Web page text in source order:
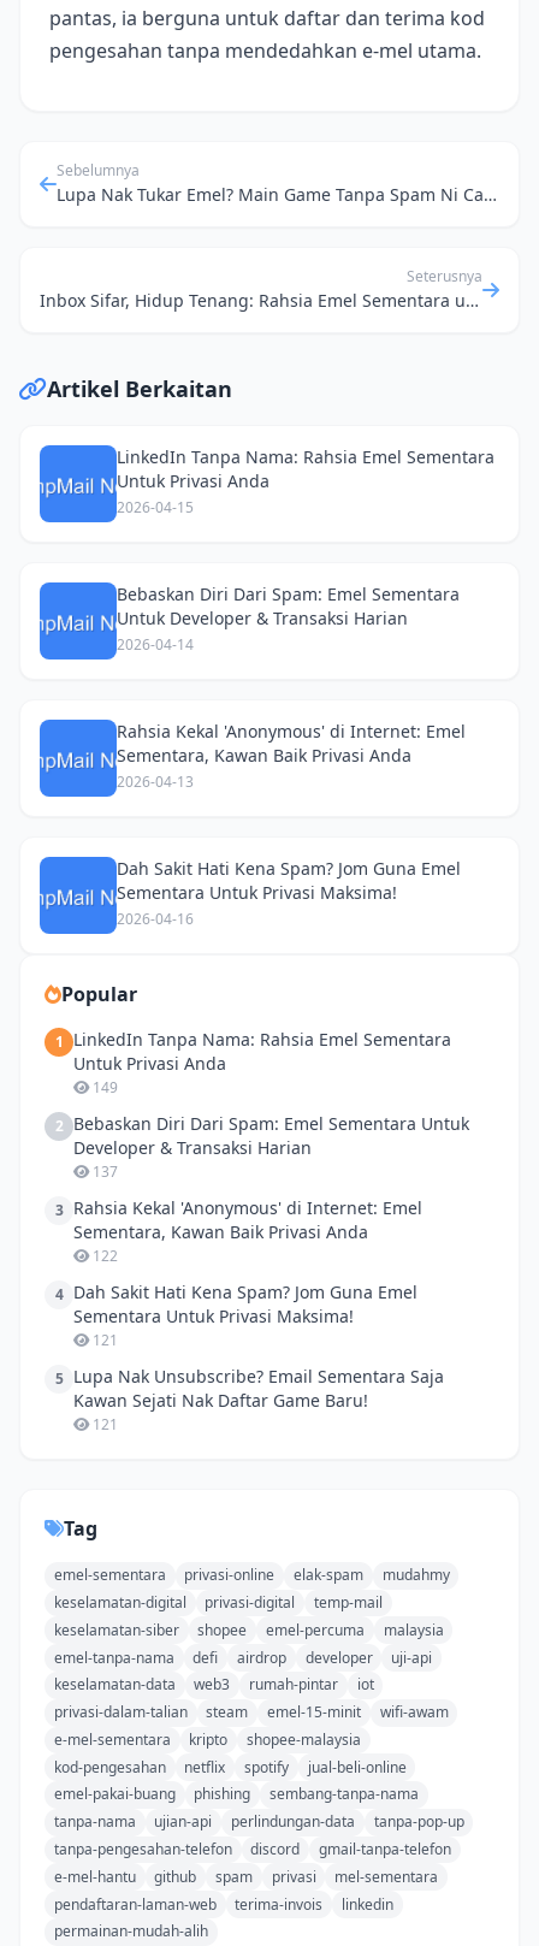
pantas, ia berguna untuk daftar dan terima kod
pengesahan tanpa mendedahkan e‑mel utama.
Sebelumnya
Lupa Nak Tukar Emel? Main Game Tanpa Spam Ni Caranya!
Seterusnya
Inbox Sifar, Hidup Tenang: Rahsia Emel Sementara untuk Saring 'Sampah' Digital
Artikel Berkaitan
LinkedIn Tanpa Nama: Rahsia Emel Sementara
Untuk Privasi Anda
2026-04-15
Bebaskan Diri Dari Spam: Emel Sementara
Untuk Developer & Transaksi Harian
2026-04-14
Rahsia Kekal 'Anonymous' di Internet: Emel
Sementara, Kawan Baik Privasi Anda
2026-04-13
Dah Sakit Hati Kena Spam? Jom Guna Emel
Sementara Untuk Privasi Maksima!
2026-04-16
Popular
1
LinkedIn Tanpa Nama: Rahsia Emel Sementara
Untuk Privasi Anda
149
2 Bebaskan Diri Dari Spam: Emel Sementara Untuk
Developer & Transaksi Harian
137
3 Rahsia Kekal 'Anonymous' di Internet: Emel
Sementara, Kawan Baik Privasi Anda
122
4 Dah Sakit Hati Kena Spam? Jom Guna Emel
Sementara Untuk Privasi Maksima!
121
5 Lupa Nak Unsubscribe? Email Sementara Saja
Kawan Sejati Nak Daftar Game Baru!
121
Tag
emel-sementara privasi-online elak-spam
mudahmy
keselamatan-digital
privasi-digital
temp-mail
keselamatan-siber
shopee emel-percuma
malaysia
emel-tanpa-nama
defi airdrop developer
uji-api
keselamatan-data
web3 rumah-pintar
iot
privasi-dalam-talian
steam emel-15-minit
wifi-awam
e-mel-sementara
kripto
shopee-malaysia
kod-pengesahan
netflix spotify
jual-beli-online
emel-pakai-buang
phishing
sembang-tanpa-nama
tanpa-nama
ujian-api perlindungan-data
tanpa-pop-up
tanpa-pengesahan-telefon
discord
gmail-tanpa-telefon
e-mel-hantu
github spam privasi
mel-sementara
pendaftaran-laman-web
terima-invois
linkedin
permainan-mudah-alih